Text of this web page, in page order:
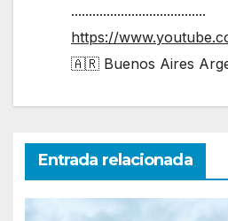
......................................
https://
🇦🇷 Buenos Aires
Entrada relacionada